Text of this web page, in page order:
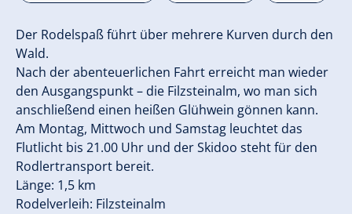
Der Rodelspaß führt über mehrere Kurven durch den
Wald.
Nach der abenteuerlichen Fahrt erreicht man wieder
den Ausgangspunkt – die Filzsteinalm, wo man sich
anschließend einen heißen Glühwein gönnen kann.
Am Montag, Mittwoch und Samstag leuchtet das
Flutlicht bis 21.00 Uhr und der Skidoo steht für den
Rodlertransport bereit.
Länge: 1,5 km
Rodelverleih: Filzsteinalm